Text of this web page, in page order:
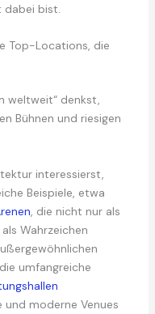
dabei bist.
Top-Locations, die
weltweit“ denkst,
Bühnen und riesigen
interessierst,
Beispiele, etwa
, die nicht nur als
Wahrzeichen
umfangreiche
moderne Venues